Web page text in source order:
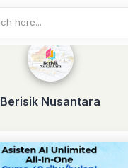
Berisik Nusantara